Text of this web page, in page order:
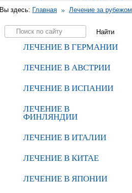
Вы здесь: Главная Лечение за рубежом
ЛЕЧЕНИЕ В ГЕРМАНИИ
ЛЕЧЕНИЕ В АВСТРИИ
ЛЕЧЕНИЕ В ИСПАНИИ
ЛЕЧЕНИЕ В
ФИНЛЯНДИИ
ЛЕЧЕНИЕ В ИТАЛИИ
ЛЕЧЕНИЕ В КИТАЕ
ЛЕЧЕНИЕ В ЯПОНИИ